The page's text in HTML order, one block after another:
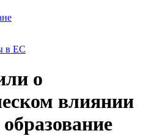
в ЕС
о
влиянии